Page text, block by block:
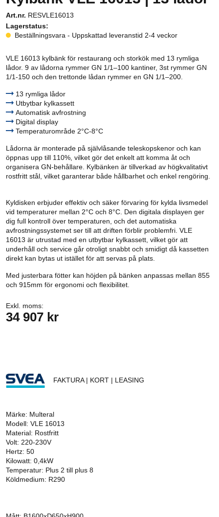
Art.nr. RESVLE16013
Lagerstatus:
Beställningsvara - Uppskattad leveranstid 2-4 veckor
VLE 16013 kylbänk för restaurang och storkök med 13 rymliga
lådor. 9 av lådorna rymmer GN 1/1–100 kantiner, 3st rymmer GN
1/1-150 och den trettonde lådan rymmer en GN 1/1–200.
13 rymliga lådor
Utbytbar kylkassett
Automatisk avfrostning
Digital display
Temperaturområde 2°C-8°C
Lådorna är monterade på självlåsande teleskopskenor och kan
öppnas upp till 110%, vilket gör det enkelt att komma åt och
organisera GN-behållare. Kylbänken är tillverkad av högkvalitativt
rostfritt stål, vilket garanterar både hållbarhet och enkel rengöring.
Kyldisken erbjuder effektiv och säker förvaring för kylda livsmedel
vid temperaturer mellan 2°C och 8°C. Den digitala displayen ger
dig full kontroll över temperaturen, och det automatiska
avfrostningssystemet ser till att driften förblir problemfri. VLE
16013 är utrustad med en utbytbar kylkassett, vilket gör att
underhåll och service går otroligt snabbt och smidigt då kassetten
direkt kan bytas ut istället för att servas på plats.
Med justerbara fötter kan höjden på bänken anpassas mellan 855
och 915mm för ergonomi och flexibilitet.
Exkl. moms:
34 907 kr
FAKTURA | KORT | LEASING
Märke: Multeral
Modell: VLE 16013
Material: Rostfritt
Volt: 220-230V
Hertz: 50
Kilowatt: 0,4kW
Temperatur: Plus 2 till plus 8
Köldmedium: R290